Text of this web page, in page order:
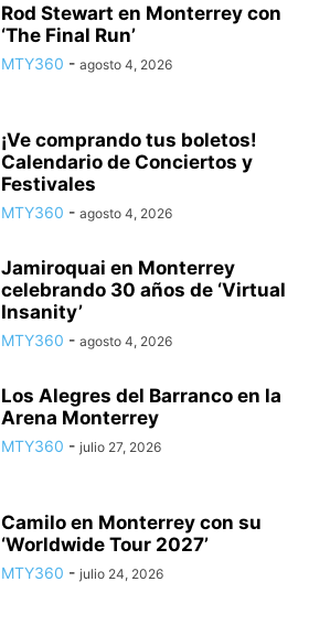
Rod Stewart en Monterrey con
‘The Final Run’
MTY360 - agosto 4, 2026
¡Ve comprando tus boletos!
Calendario de Conciertos y
Festivales
MTY360 - agosto 4, 2026
Jamiroquai en Monterrey
celebrando 30 años de ‘Virtual
Insanity’
MTY360 - agosto 4, 2026
Los Alegres del Barranco en la
Arena Monterrey
MTY360 - julio 27, 2026
Camilo en Monterrey con su
‘Worldwide Tour 2027’
MTY360 - julio 24, 2026